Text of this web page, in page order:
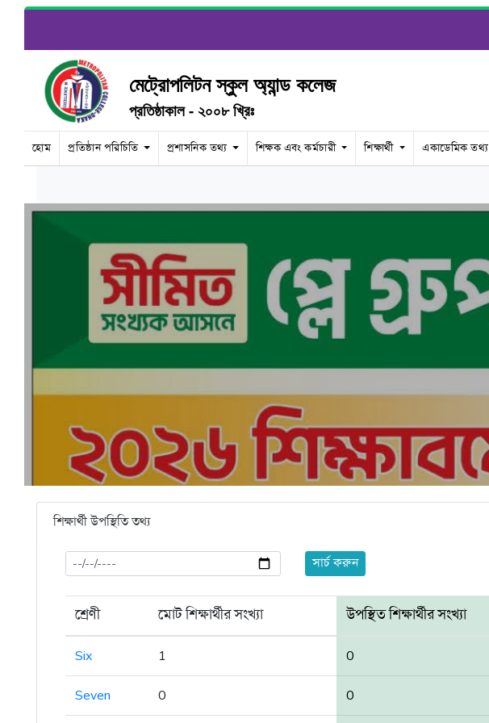
মেট্রোপলিটন স্কুল অ্যান্ড কলেজ
প্রতিষ্ঠাকাল - ২০০৮ খ্রিঃ
হোম প্রতিষ্ঠান পরিচিতি প্রশাসনিক তথ্য শিক্ষক এবং কর্মচারী শিক্ষার্থী একাডেমিক তথ্য
শিক্ষার্থী উপস্থিতি তথ্য
সার্চ করুন
শ্রেণী মোট শিক্ষার্থীর সংখ্যা উপস্থিত শিক্ষার্থীর সংখ্যা
Six 1 0
Seven 0 0